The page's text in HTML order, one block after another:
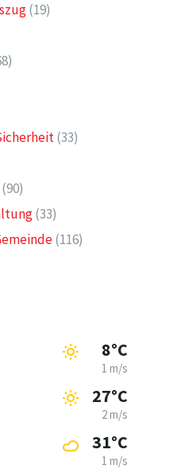
(19)
(33)
(90)
(33)
(116)
8°C
1 m/s
27°C
2 m/s
31°C
1 m/s